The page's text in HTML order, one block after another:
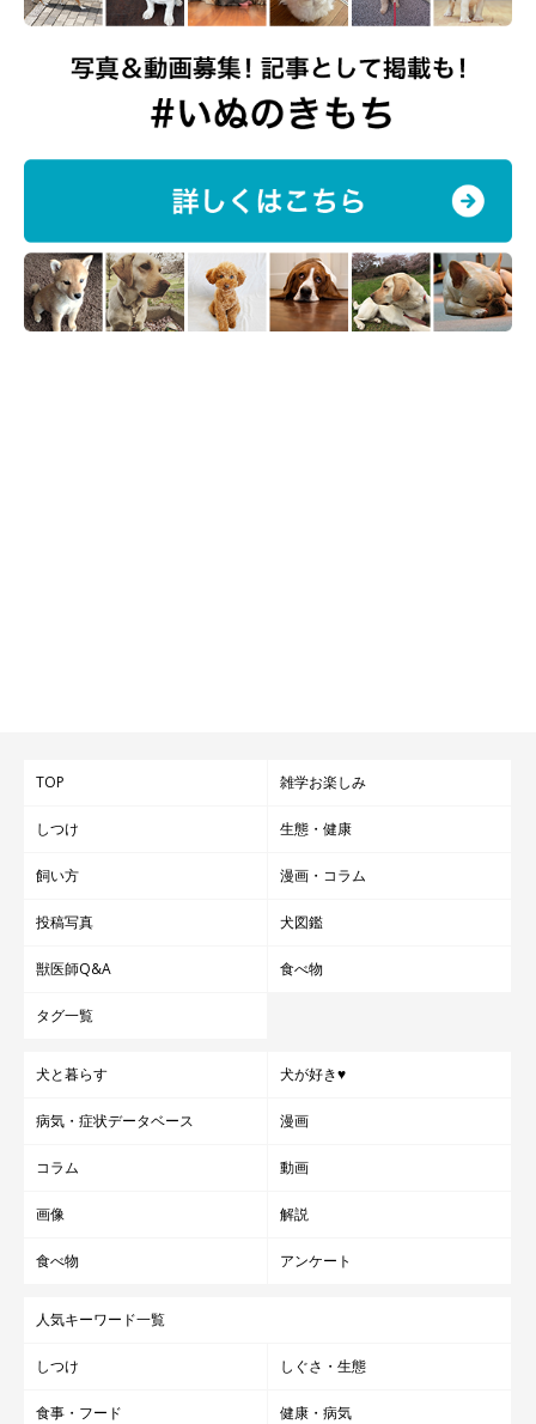
TOP 雑学お楽しみ
しつけ 生態・健康
飼い方 漫画・コラム
投稿写真 犬図鑑
獣医師Q&A 食べ物
タグ一覧
犬と暮らす 犬が好き♥
病気・症状データベース 漫画
コラム 動画
画像 解説
食べ物 アンケート
人気キーワード一覧
しつけ しぐさ・生態
食事・フード 健康・病気